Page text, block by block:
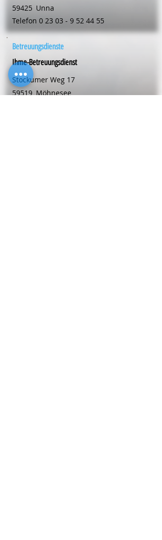
59425 Unna
Telefon 0 23 03 - 9 52 44 55
Betreuungsdienste
Ihme-Betreuungsdienst
Stockumer Weg 17
59519 Möhnesee